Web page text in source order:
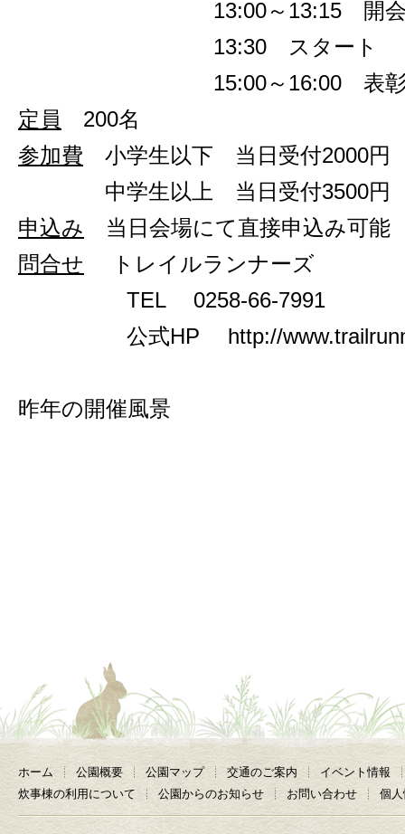
13:00～13:15 開
13:30 スタート
15:00～16:00 表
定員
200名
参加費 小学生以下 当日受付2000円
中学生以上 当日受付3500円
申込み 当日会場にて直接申込み可能
問合せ トレイルランナーズ
TEL 0258-66-7991
公式HP http://
昨年の開催風景
ホーム 公園概要 公園マップ 交通のご案内
イベント情報
炊事棟の利用について
公園からのお知らせ お問い合わせ 個